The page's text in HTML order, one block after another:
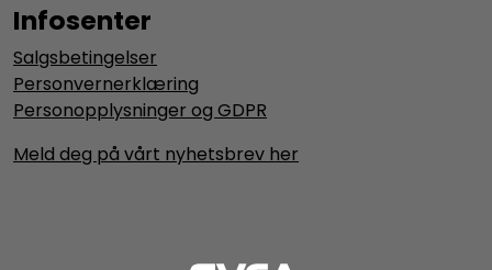
Infosenter
Salgsbetingelser
Personvernerklæring
Personopplysninger og GDPR
Meld deg på vårt nyhetsbrev her